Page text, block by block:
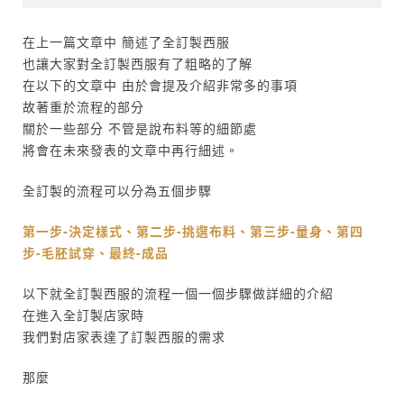
在上一篇文章中 簡述了全訂製西服
也讓大家對全訂製西服有了粗略的了解
在以下的文章中 由於會提及介紹非常多的事項
故著重於流程的部分
關於一些部分 不管是說布料等的細節處
將會在未來發表的文章中再行細述。
全訂製的流程可以分為五個步驟
第一步-決定樣式、第二步-挑選布料、第三步-量身、第四
步-毛胚試穿、最終-成品
以下就全訂製西服的流程一個一個步驟做詳細的介紹
在進入全訂製店家時
我們對店家表達了訂製西服的需求
那麼